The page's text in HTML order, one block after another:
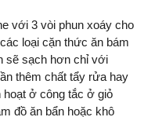
với 3 vòi phun xoáy cho
loại cặn thức ăn bám
sẽ sạch hơn chỉ với
thêm chất tẩy rửa hay
ở công tắc ở giỏ
đồ ăn bẩn hoặc khô